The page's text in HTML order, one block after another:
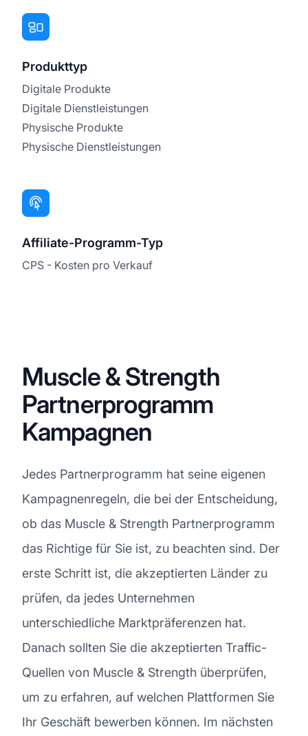
Produkttyp
Digitale Produkte
Digitale Dienstleistungen
Physische Produkte
Physische Dienstleistungen
Affiliate-Programm-Typ
CPS - Kosten pro Verkauf
Muscle & Strength
Partnerprogramm
Kampagnen
Jedes Partnerprogramm hat seine eigenen
Kampagnenregeln, die bei der Entscheidung,
ob das Muscle & Strength Partnerprogramm
das Richtige für Sie ist, zu beachten sind. Der
erste Schritt ist, die akzeptierten Länder zu
prüfen, da jedes Unternehmen
unterschiedliche Marktpräferenzen hat.
Danach sollten Sie die akzeptierten Traffic-
Quellen von Muscle & Strength überprüfen,
um zu erfahren, auf welchen Plattformen Sie
Ihr Geschäft bewerben können. Im nächsten